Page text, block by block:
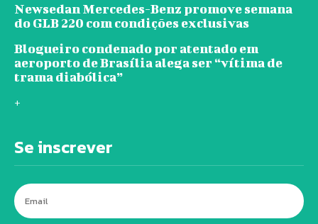
Newsedan Mercedes-Benz promove semana
do GLB 220 com condições exclusivas
Blogueiro condenado por atentado em
aeroporto de Brasília alega ser “vítima de
trama diabólica”
+
Se inscrever